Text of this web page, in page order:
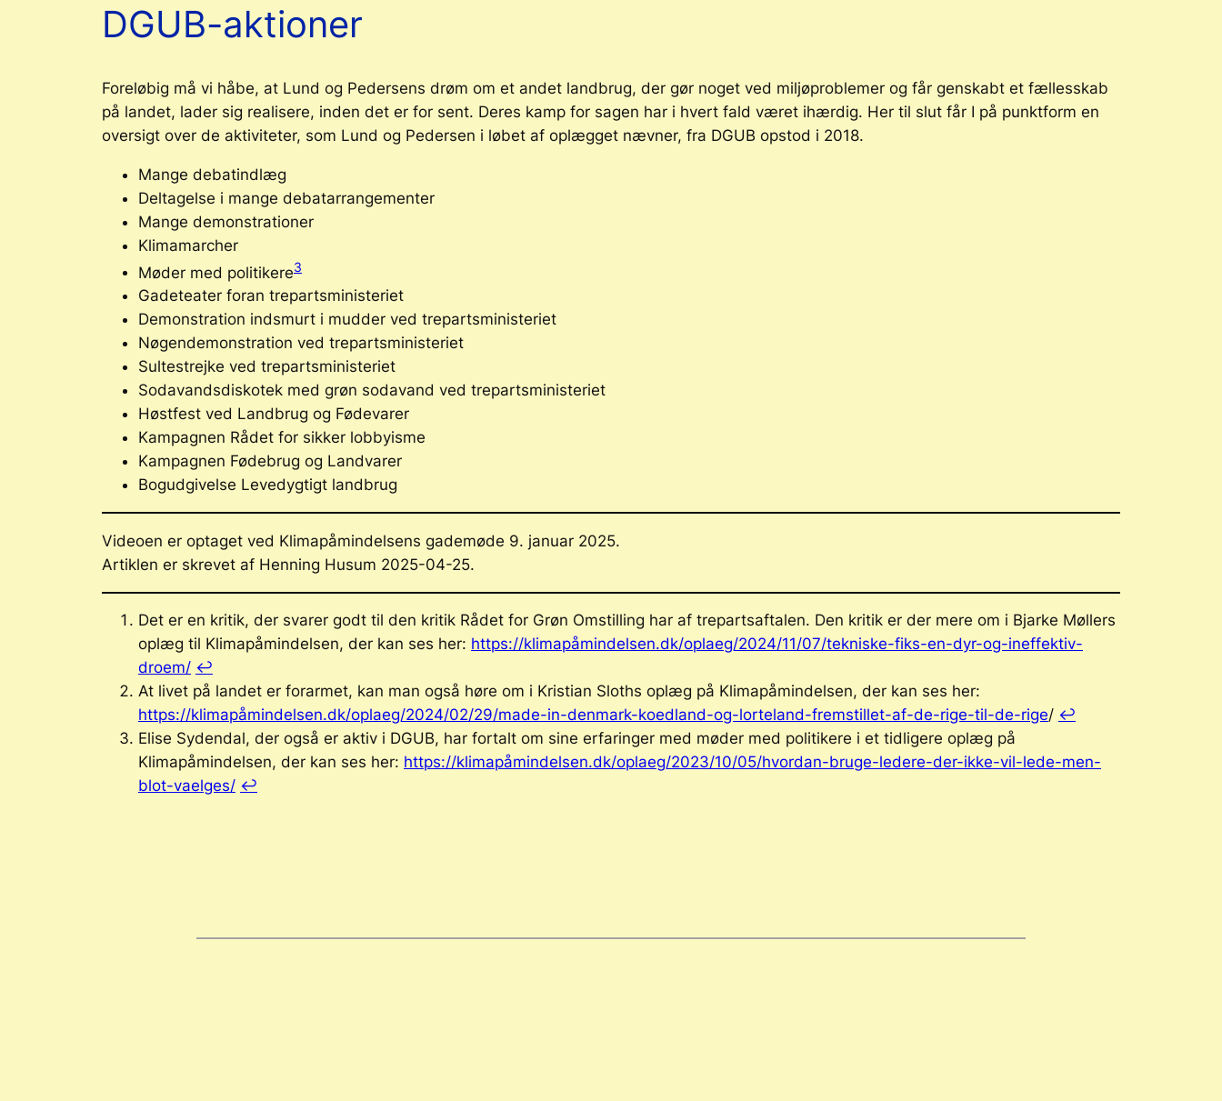
DGUB-aktioner
Foreløbig må vi håbe, at Lund og Pedersens drøm om et andet landbrug, der gør noget ved miljøproblemer og får genskabt et fællesskab
på landet, lader sig realisere, inden det er for sent. Deres kamp for sagen har i hvert fald været ihærdig. Her til slut får I på punktform en
oversigt over de aktiviteter, som Lund og Pedersen i løbet af oplægget nævner, fra DGUB opstod i 2018.
Mange debatindlæg
Deltagelse i mange debatarrangementer
Mange demonstrationer
Klimamarcher
Møder med politikere3
Gadeteater foran trepartsministeriet
Demonstration indsmurt i mudder ved trepartsministeriet
Nøgendemonstration ved trepartsministeriet
Sultestrejke ved trepartsministeriet
Sodavandsdiskotek med grøn sodavand ved trepartsministeriet
Høstfest ved Landbrug og Fødevarer
Kampagnen Rådet for sikker lobbyisme
Kampagnen Fødebrug og Landvarer
Bogudgivelse Levedygtigt landbrug
Videoen er optaget ved Klimapåmindelsens gademøde 9. januar 2025.
Artiklen er skrevet af Henning Husum 2025-04-25.
Det er en kritik, der svarer godt til den kritik Rådet for Grøn Omstilling har af trepartsaftalen. Den kritik er der mere om i Bjarke Møllers
oplæg til Klimapåmindelsen, der kan ses her: https://klimapåmindelsen.dk/oplaeg/2024/11/07/tekniske-fiks-en-dyr-og-ineffektiv-
droem/ ↩︎
At livet på landet er forarmet, kan man også høre om i Kristian Sloths oplæg på Klimapåmindelsen, der kan ses her:
https://klimapåmindelsen.dk/oplaeg/2024/02/29/made-in-denmark-koedland-og-lorteland-fremstillet-af-de-rige-til-de-rige/ ↩︎
Elise Sydendal, der også er aktiv i DGUB, har fortalt om sine erfaringer med møder med politikere i et tidligere oplæg på
Klimapåmindelsen, der kan ses her: https://klimapåmindelsen.dk/oplaeg/2023/10/05/hvordan-bruge-ledere-der-ikke-vil-lede-men-
blot-vaelges/ ↩︎